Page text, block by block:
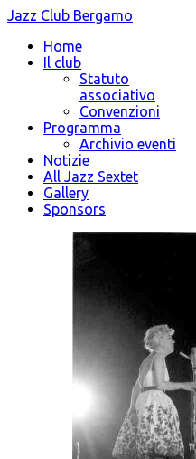
Jazz Club Bergamo
Home
Il club
Statuto
associativo
Convenzioni
Programma
Archivio eventi
Notizie
All Jazz Sextet
Gallery
Sponsors